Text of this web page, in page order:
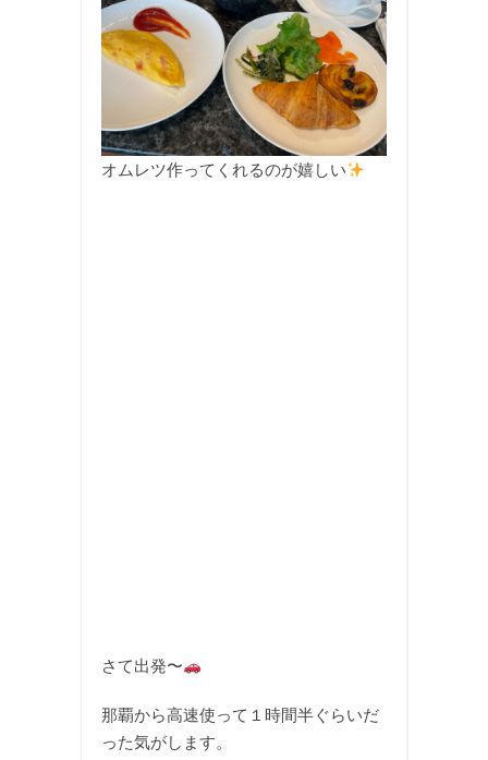
オムレツ作ってくれるのが嬉しい
さて出発〜
那覇から高速使って１時間半ぐらいだ
った気がします。